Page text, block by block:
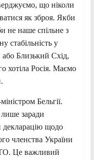
що ніколи
як зброя. Якби
не наше спільне з
стабільність у
або Близький Схід,
хотіла Росія. Маємо
Бельгії.
лише заради
декларацію щодо
членства України
Це важливий